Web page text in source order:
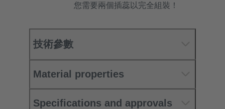
您需要兩個插蕊以完全組裝！
技術參數
Material properties
Specifications and approvals